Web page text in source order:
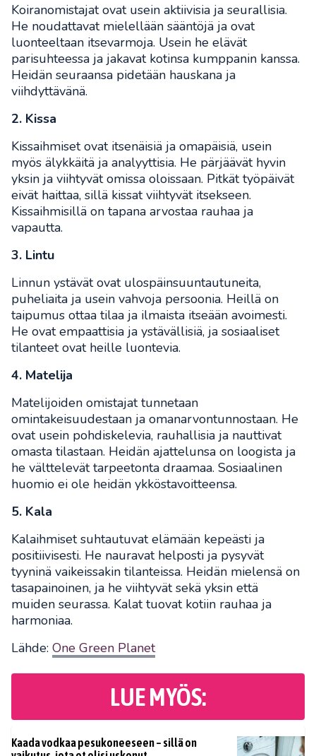
Koiranomistajat ovat usein aktiivisia ja seurallisia.
He noudattavat mielellään sääntöjä ja ovat
luonteeltaan itsevarmoja. Usein he elävät
parisuhteessa ja jakavat kotinsa kumppanin kanssa.
Heidän seuraansa pidetään hauskana ja
viihdyttävänä.
2. Kissa
Kissaihmiset ovat itsenäisiä ja omapäisiä, usein
myös älykkäitä ja analyyttisia. He pärjäävät hyvin
yksin ja viihtyvät omissa oloissaan. Pitkät työpäivät
eivät haittaa, sillä kissat viihtyvät itsekseen.
Kissaihmisillä on tapana arvostaa rauhaa ja
vapautta.
3. Lintu
Linnun ystävät ovat ulospäinsuuntautuneita,
puheliaita ja usein vahvoja persoonia. Heillä on
taipumus ottaa tilaa ja ilmaista itseään avoimesti.
He ovat empaattisia ja ystävällisiä, ja sosiaaliset
tilanteet ovat heille luontevia.
4. Matelija
Matelijoiden omistajat tunnetaan
omintakeisuudestaan ja omanarvontunnostaan. He
ovat usein pohdiskelevia, rauhallisia ja nauttivat
omasta tilastaan. Heidän ajattelunsa on loogista ja
he välttelevät tarpeetonta draamaa. Sosiaalinen
huomio ei ole heidän ykköstavoitteensa.
5. Kala
Kalaihmiset suhtautuvat elämään kepeästi ja
positiivisesti. He nauravat helposti ja pysyvät
tyyninä vaikeissakin tilanteissa. Heidän mielensä on
tasapainoinen, ja he viihtyvät sekä yksin että
muiden seurassa. Kalat tuovat kotiin rauhaa ja
harmoniaa.
Lähde: One Green Planet
LUE MYÖS:
Kaada vodkaa pesukoneeseen – sillä on